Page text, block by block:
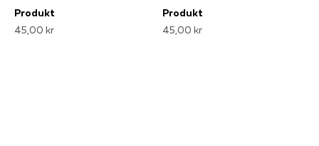
Produkt
45,00 kr
Produkt
45,00 kr